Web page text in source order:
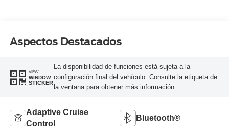
Aspectos Destacados
VIEW
WINDOW
STICKER
La disponibilidad de funciones está sujeta a la
configuración final del vehículo. Consulte la etiqueta de
la ventana para obtener más información.
Adaptive Cruise
Control
Bluetooth®